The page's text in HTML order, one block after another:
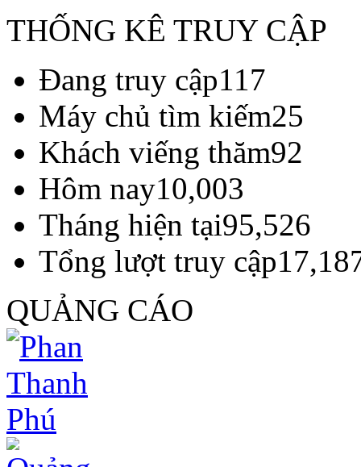
THỐNG KÊ TRUY CẬP
Đang truy cập117
Máy chủ tìm kiếm25
Khách viếng thăm92
Hôm nay10,003
Tháng hiện tại95,526
Tổng lượt truy cập
QUẢNG CÁO